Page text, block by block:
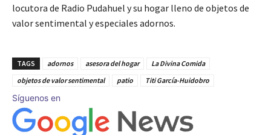
locutora de Radio Pudahuel y su hogar lleno de objetos de
valor sentimental y especiales adornos.
TAGS adornos asesora del hogar
La Divina Comida
objetos de valor sentimental
patio Titi García-Huidobro
Síguenos en